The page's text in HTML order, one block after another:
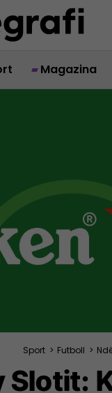
Magazina
Sport > Futboll >
Slotit: